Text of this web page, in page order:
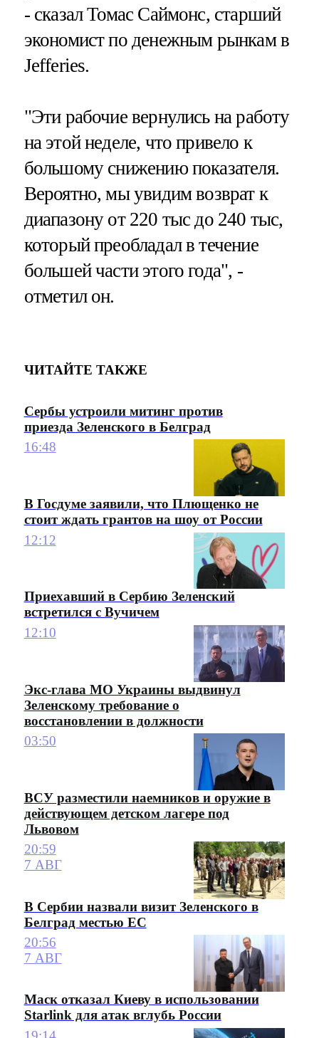
- сказал Томас Саймонс, старший
экономист по денежным рынкам в
Jefferies.
"Эти рабочие вернулись на работу
на этой неделе, что привело к
большому снижению показателя.
Вероятно, мы увидим возврат к
диапазону от 220 тыс до 240 тыс,
который преобладал в течение
большей части этого года", -
отметил он.
ЧИТАЙТЕ ТАКЖЕ
Сербы устроили митинг против
приезда Зеленского в Белград
16:48
В Госдуме заявили, что Плющенко не
стоит ждать грантов на шоу от России
12:12
Приехавший в Сербию Зеленский
встретился с Вучичем
12:10
Экс-глава МО Украины выдвинул
Зеленскому требование о
восстановлении в должности
03:50
ВСУ разместили наемников и оружие в
действующем детском лагере под
Львовом
20:59
7 АВГ
В Сербии назвали визит Зеленского в
Белград местью ЕС
20:56
7 АВГ
Маск отказал Киеву в использовании
Starlink для атак вглубь России